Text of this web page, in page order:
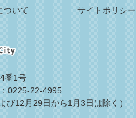
ついて サイトポリシー
番1号
0225-22-4995
び12月29日から1月3日は除く）